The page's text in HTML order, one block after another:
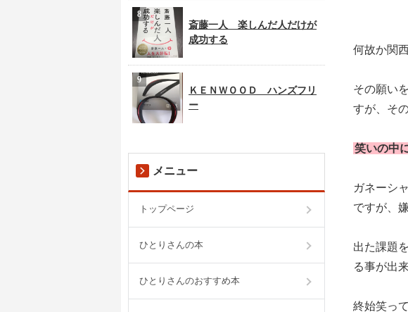
何故か関
その願い
すが、そ
笑いの中
ガネーシ
ですが、
出た課題
る事が出
終始笑っ
斎藤一人 楽しんだ人だけが
成功する
ＫＥＮＷＯＯＤ ハンズフリ
ー
メニュー
トップページ
ひとりさんの本
ひとりさんのおすすめ本